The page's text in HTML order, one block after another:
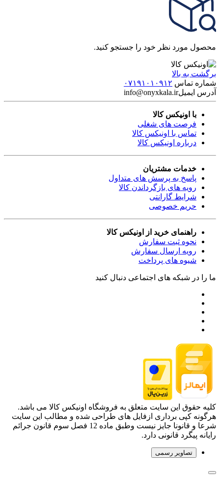
محصول مورد نظر خود را جستجو کنید.
برگشت به بالا
شماره تماس ۰۷۱۹۱۰۱۰۹۱۲
آدرس ایمیلinfo@onyxkala.ir
با اونیکس کالا
فرصت های شغلی
تماس با اونیکس کالا
درباره اونیکس کالا
خدمات مشتریان
پاسخ به پرسش های متداول
رویه های بازگرداندن کالا
شرایط گارانتی
حریم خصوصی
راهنمای خرید از اونیکس کالا
نحوه ثبت سفارش
رویه ارسال سفارش
شیوه های پرداخت
ما را در شبکه های اجتماعی دنبال کنید
کلیه حقوق این سایت متعلق به فروشگاه اونیکس کالا می باشد.
هرگونه کپی برداری ازفایل های طراحی شده و مطالب این سایت
شرعا و قانونا جایز نیست وطبق ماده 12 فصل سوم قانون جرائم
رایانه پیگرد قانونی دارد.
تصاویر رسمی